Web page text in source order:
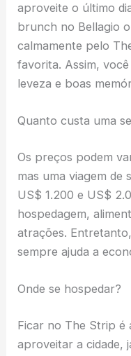
aproveite o último
brunch no Bellagio
calmamente pelo
favorita. Assim,
leveza e boas
Quanto custa uma
Os preços podem
mas uma viagem de
US$ 1.200 e US$
hospedagem,
atrações.
sempre ajuda a
Onde se hospedar?
Ficar no The Strip é
aproveitar a cidade,